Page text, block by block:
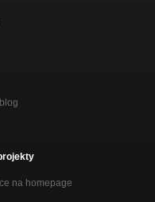
na homepage